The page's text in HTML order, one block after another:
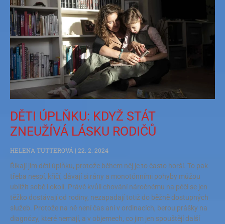
DĚTI ÚPLŇKU: KDYŽ STÁT
ZNEUŽÍVÁ LÁSKU RODIČŮ
HELENA TUTTEROVÁ
22. 2. 2024
Říkají jim děti úplňku, protože během něj je to často horší. To pak
třeba nespí, křičí, dávají si rány a monotónními pohyby můžou
ublížit sobě i okolí. Právě kvůli chování náročnému na péči se jen
těžko dostávají od rodiny, nezapadají totiž do běžně dostupných
služeb. Protože na ně není čas ani v ordinacích, berou prášky na
diagnózy, které nemají, a v objemech, co jim jen spouštějí další